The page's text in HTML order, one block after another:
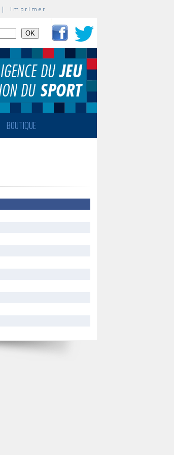
| Imprimer
BOUTIQUE